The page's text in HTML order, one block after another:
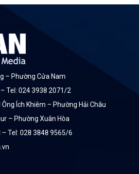
– Phường Cửa Nam
Tel: 024 3938 2071/2
Ích Khiêm – Phường Hải Châu
– Phường Xuân Hòa
Tel: 028 3848 9565/6